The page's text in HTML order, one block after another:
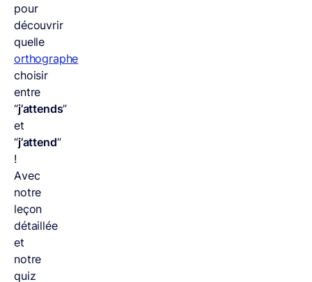
pour
découvrir
quelle
orthographe
choisir
entre
“j’attends”
et
“j’attend”
!
Avec
notre
leçon
détaillée
et
notre
quiz